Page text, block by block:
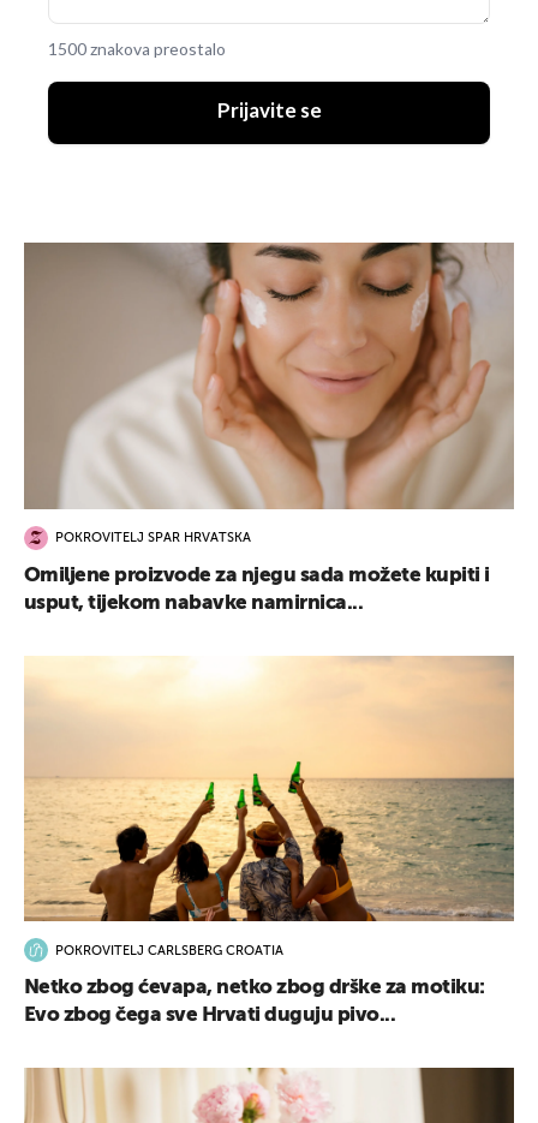
1500 znakova preostalo
Prijavite se
POKROVITELJ SPAR HRVATSKA
Omiljene proizvode za njegu sada možete kupiti i
usput, tijekom nabavke namirnica...
POKROVITELJ CARLSBERG CROATIA
Netko zbog ćevapa, netko zbog drške za motiku:
Evo zbog čega sve Hrvati duguju pivo...